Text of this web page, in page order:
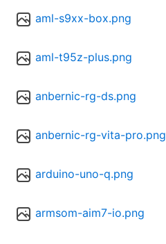
aml-s9xx-box.png
aml-t95z-plus.png
anbernic-rg-ds.png
anbernic-rg-vita-pro.png
arduino-uno-q.png
armsom-aim7-io.png